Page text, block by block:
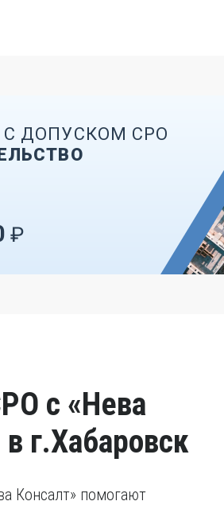
ДОПУСКОМ СРО
₽
с «Нева
г.Хабаровск
Консалт» помогают